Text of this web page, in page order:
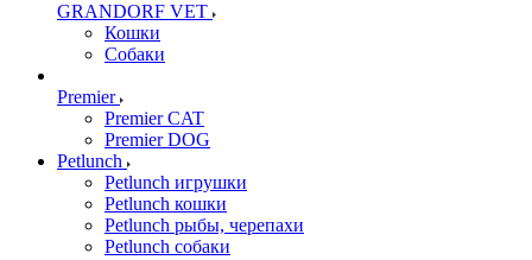
GRANDORF VET
Кошки
Собаки
Premier
Premier CAT
Premier DOG
Petlunch
Petlunch игрушки
Petlunch кошки
Petlunch рыбы, черепахи
Petlunch собаки